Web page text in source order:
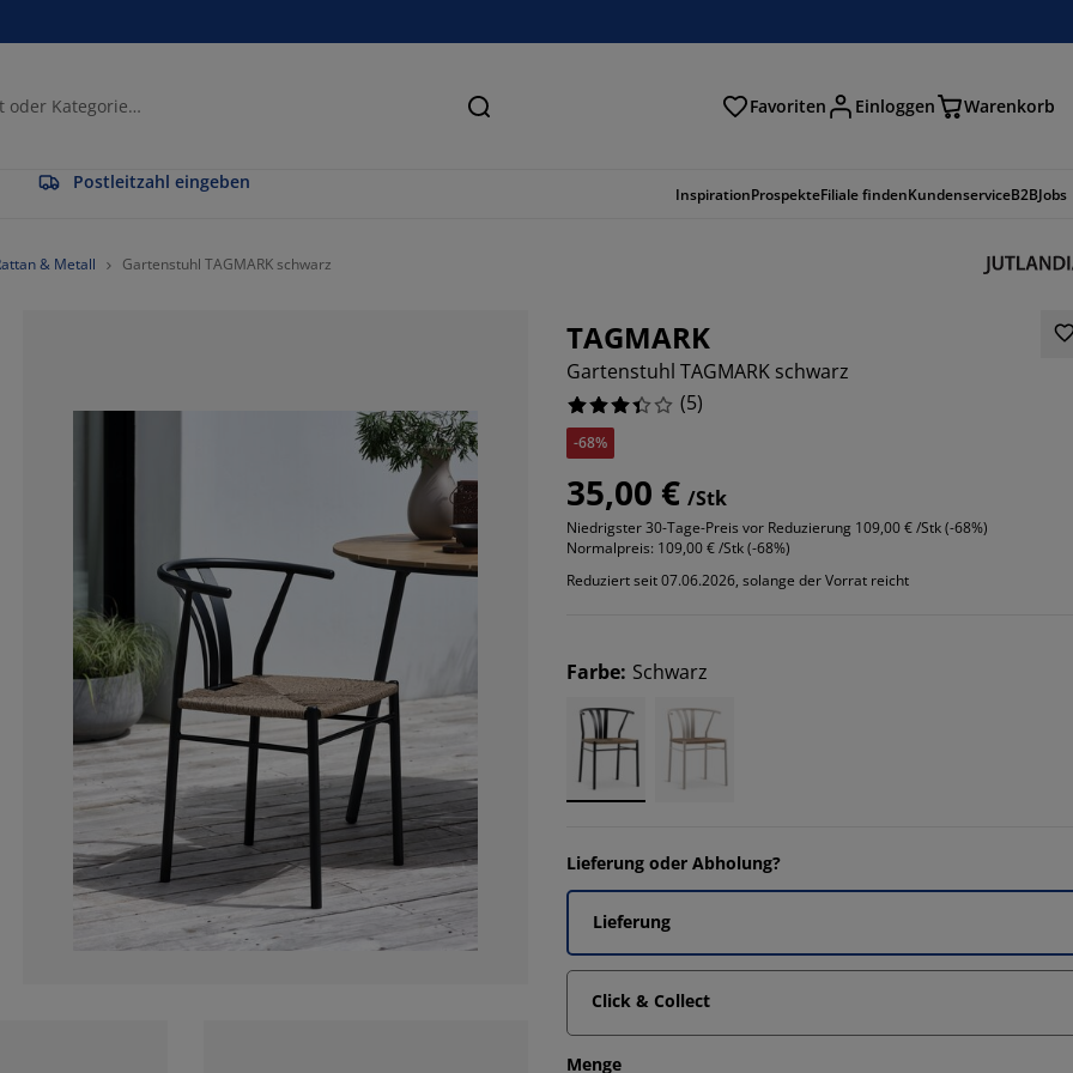
Suchen Favoriten Einloggen Warenkorb
Postleitzahl eingeben
InspirationProspekteFiliale findenKundenserviceB2BJobs
& Metall Gartenstuhl TAGMARK schwarz
TAGMARK
Gartenstuhl TAGMARK schwarz
(5)
-68%
35,00 € /Stk
Niedrigster 30-Tage-Preis vor Reduzierung 109,00 € /Stk (-68%)
Normalpreis: 109,00 € /Stk (-68%)
Reduziert seit 07.06.2026, solange der Vorrat reicht
Farbe: Schwarz
Lieferung oder Abholung?
Lieferung
Click & Collect
Menge